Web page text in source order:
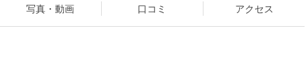
写真・動画 口コミ アクセス